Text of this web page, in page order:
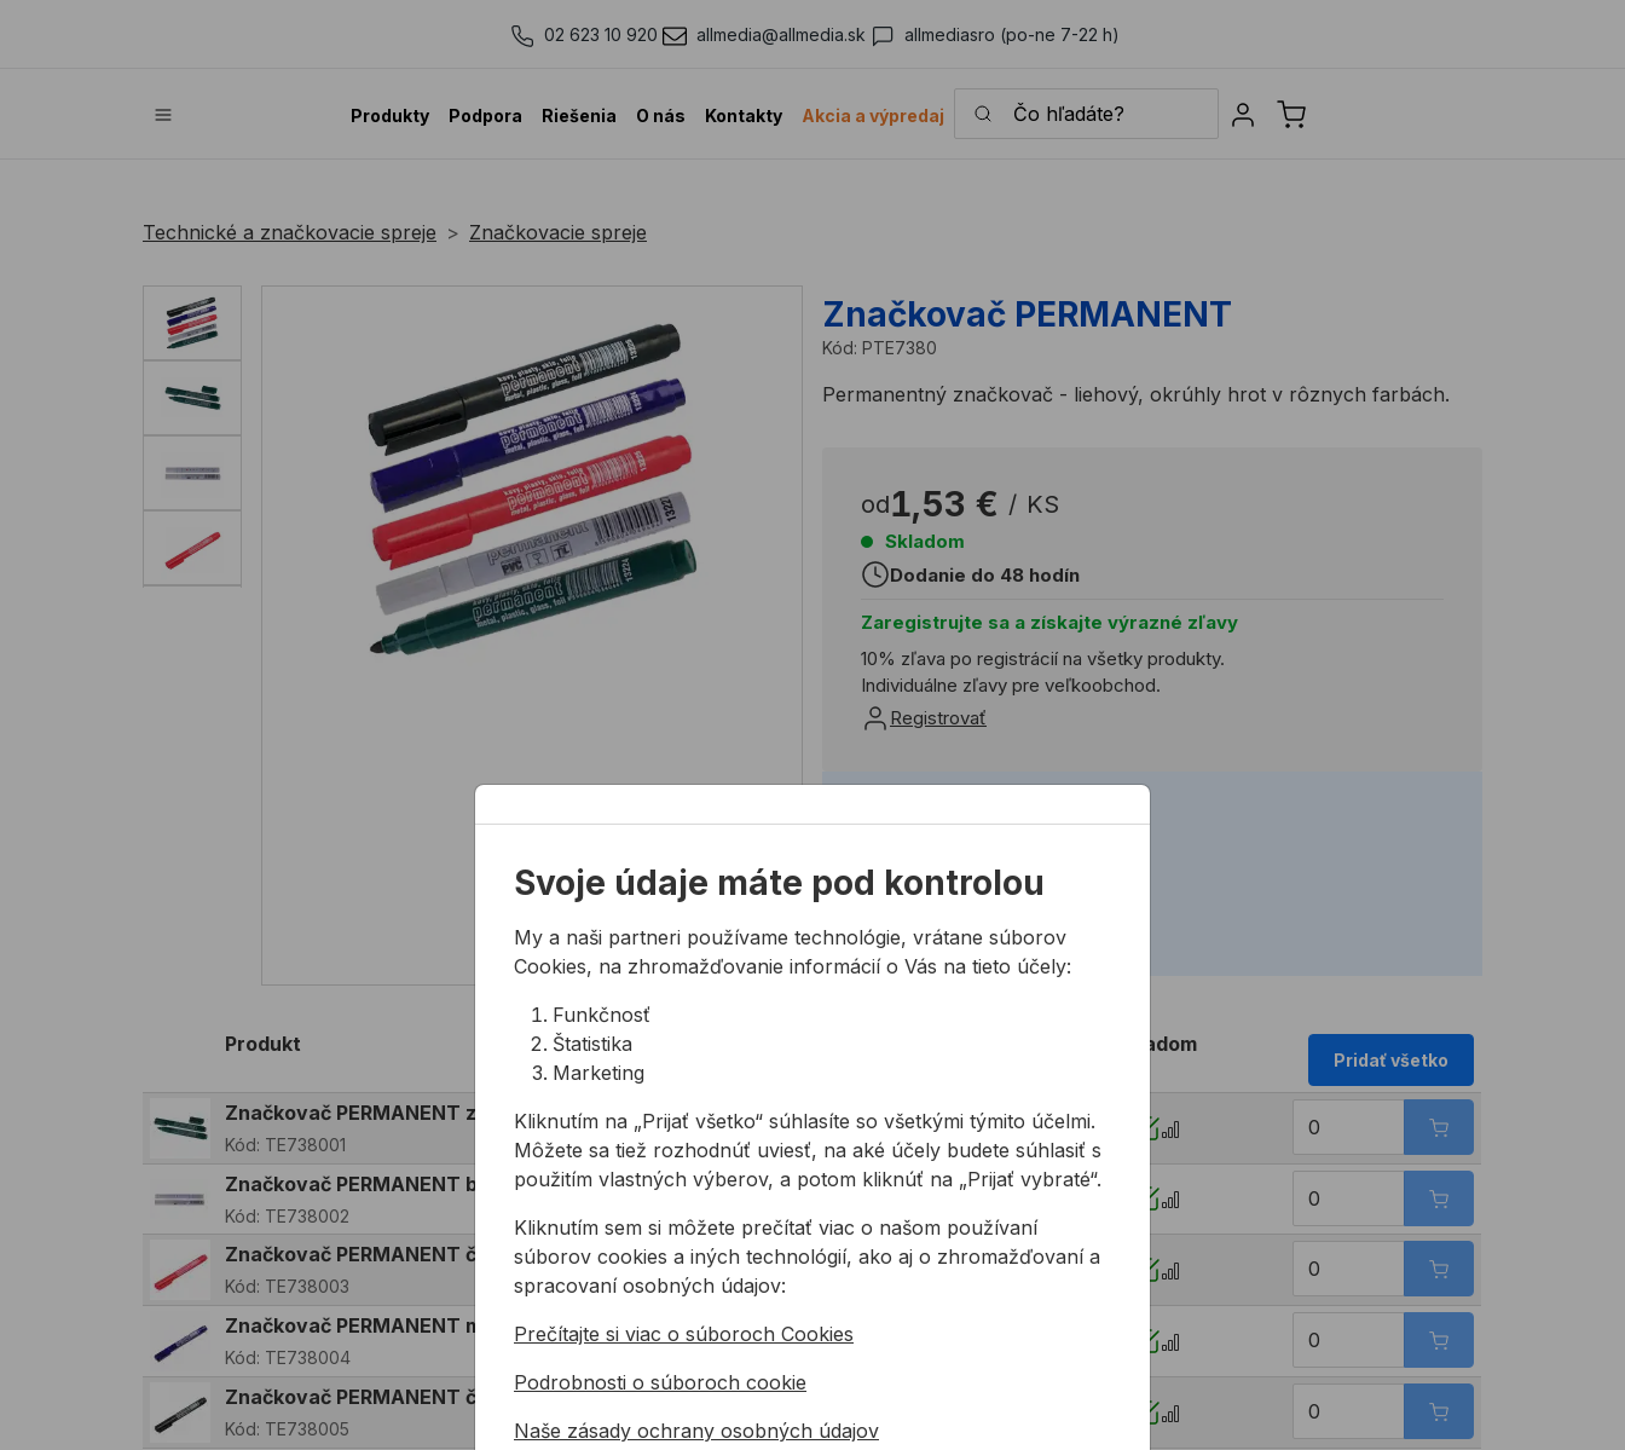
02 623 10 920 allmedia@allmedia.sk allmediasro (po-ne 7-22 h)
Produkty Podpora Riešenia O nás Kontakty Akcia a výpredaj
Čo hľadáte? Sign in
Technické a značkovacie spreje Značkovacie spreje
Značkovač PERMANENT
Kód: PTE7380
Permanentný značkovač - liehový, okrúhly hrot v rôznych farbách.
od1,53 € / KS
Skladom
Dodanie do 48 hodín
Zaregistrujte sa a získajte výrazné zľavy
10% zľava po registrácií na všetky produkty.
Individuálne zľavy pre veľkoobchod.
Registrovať
Potrebujete poradiť?
allmedia@allmedia.sk
Produkt Skladom
Pridať všetko
Značkovač PERMANENT zelený
Kód: TE738001
zelená 1 ks 1,53 € 1,53 €
Značkovač PERMANENT biely
Kód: TE738002
biela 2,80 € 2,80 €
Značkovač PERMANENT červený
Kód: TE738003
červená 1 ks 1,53 € 1,53 €
Značkovač PERMANENT modrý
Kód: TE738004
modrá 1 ks
Značkovač PERMANENT čierny
Kód: TE738005
Svoje údaje máte pod kontrolou
My a naši partneri používame technológie, vrátane súborov
Cookies, na zhromažďovanie informácií o Vás na tieto účely:
Funkčnosť
Štatistika
Marketing
Kliknutím na „Prijať všetko“ súhlasíte so všetkými týmito účelmi.
Môžete sa tiež rozhodnúť uviesť, na aké účely budete súhlasiť s
použitím vlastných výberov, a potom kliknúť na „Prijať vybraté“.
Kliknutím sem si môžete prečítať viac o našom používaní
súborov cookies a iných technológií, ako aj o zhromažďovaní a
spracovaní osobných údajov:
Prečítajte si viac o súboroch Cookies
Podrobnosti o súboroch cookie
Naše zásady ochrany osobných údajov